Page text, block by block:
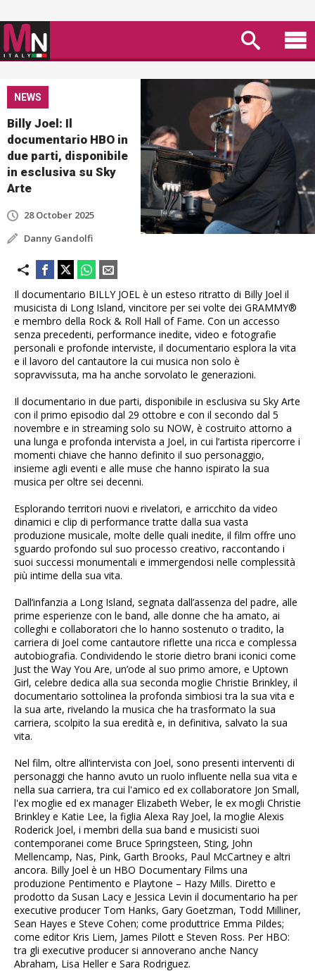
NEWS
Billy Joel: Il
documentario HBO in
due parti, disponibile
in esclusiva su Sky
Arte
28 October 2025
Danny Gandolfi
Il documentario BILLY JOEL è un esteso ritratto di Billy Joel il
musicista di Long Island, vincitore per sei volte dei GRAMMY®
e membro della Rock & Roll Hall of Fame. Con un accesso
senza precedenti, performance inedite, video e fotografie
personali e profonde interviste, il documentario esplora la vita
e il lavoro del cantautore la cui musica non solo è
sopravvissuta, ma ha anche sorvolato le generazioni.
Il documentario in due parti, disponibile in esclusiva su Sky Arte
con il primo episodio dal 29 ottobre e con il secondo dal 5
novembre e in streaming solo su NOW, è costruito attorno a
una lunga e profonda intervista a Joel, in cui l’artista ripercorre i
momenti chiave che hanno definito il suo personaggio,
insieme agli eventi e alle muse che hanno ispirato la sua
musica per oltre sei decenni.
Esplorando territori nuovi e rivelatori, e arricchito da video
dinamici e clip di performance tratte dalla sua vasta
produzione musicale, molte delle quali inedite, il film offre uno
sguardo profondo sul suo processo creativo, raccontando i
suoi successi monumentali e immergendosi nelle complessità
più intime della sua vita.
Dall’infanzia a Long Island, segnata dall’assenza del padre, alle
prime esperienze con le band, alle donne che ha amato, ai
colleghi e collaboratori che lo hanno sostenuto o tradito, la
carriera di Joel come cantautore riflette una ricca e complessa
autobiografia. Condividendo le storie dietro brani iconici come
Just the Way You Are, un’ode al suo primo amore, e Uptown
Girl, celebre dedica alla sua seconda moglie Christie Brinkley, il
documentario sottolinea la profonda simbiosi tra la sua vita e
la sua arte, rivelando la musica che ha trasformato la sua
carriera, scolpito la sua eredità e, in definitiva, salvato la sua
vita.
Nel film, oltre all’intervista con Joel, sono presenti interventi di
personaggi che hanno avuto un ruolo influente nella sua vita e
nella sua carriera, tra cui l'amico ed ex collaboratore Jon Small,
l'ex moglie ed ex manager Elizabeth Weber, le ex mogli Christie
Brinkley e Katie Lee, la figlia Alexa Ray Joel, la moglie Alexis
Roderick Joel, i membri della sua band e musicisti suoi
contemporanei come Bruce Springsteen, Sting, John
Mellencamp, Nas, Pink, Garth Brooks, Paul McCartney e altri
ancora. Billy Joel è un HBO Documentary Films una
produzione Pentimento e Playtone – Hazy Mills. Diretto e
prodotto da Susan Lacy e Jessica Levin il documentario ha per
executive producer Tom Hanks, Gary Goetzman, Todd Milliner,
Sean Hayes e Steve Cohen; come produttrice Emma Pildes;
come editor Kris Liem, James Pilott e Steven Ross. Per HBO:
tra gli executive producer si annoverano anche Nancy
Abraham, Lisa Heller e Sara Rodriguez.